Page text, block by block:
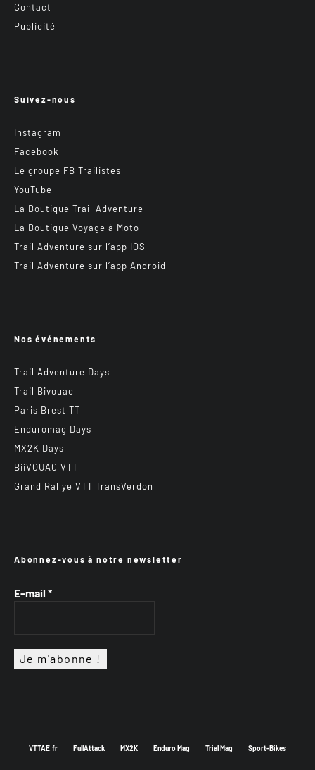
Contact
Publicité
Suivez-nous
Instagram
Facebook
Le groupe FB Trailistes
YouTube
La Boutique Trail Adventure
La Boutique Voyage à Moto
Trail Adventure sur l’app IOS
Trail Adventure sur l’app Android
Nos événements
Trail Adventure Days
Trail Bivouac
Paris Brest TT
Enduromag Days
MX2K Days
BiiVOUAC VTT
Grand Rallye VTT TransVerdon
Abonnez-vous à notre newsletter
E-mail *
VTTAE.fr FullAttack MX2K Enduro Mag Trial Mag Sport-Bikes